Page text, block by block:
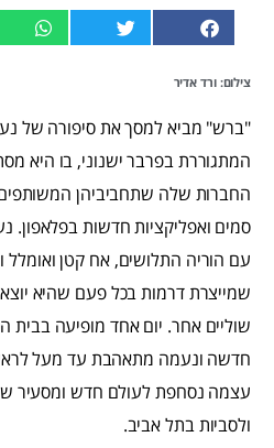
צילום: ורד אדיר
המתגוררת בפרבר ישנוני, בו היא
החברות שלה שתחביביהן
סמים ואפליקציות חדשות בפלאפון.
עם הוריה התלושים, אח קטן ואומלל
שמייצרת דרמות בכל פעם שהיא
שוליים אחר. יום אחד מופיעה בבית
חדשה ונעמה מתאהבת עד מעל
עצמה נסחפת לעולם חדש ומסעיר
ולסביות בתל אביב.